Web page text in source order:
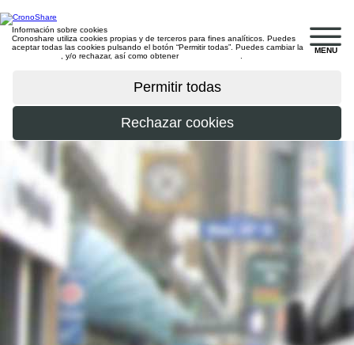
MENU
Información sobre cookies
Cronoshare utiliza cookies propias y de terceros para fines analíticos. Puedes
aceptar todas las cookies pulsando el botón “Permitir todas”. Puedes cambiar la
, y/o rechazar, así como obtener